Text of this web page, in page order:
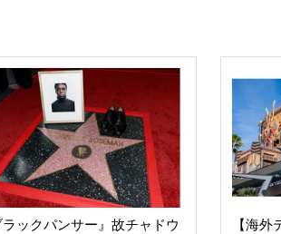
ラックパンサー』故チャドウ
【海